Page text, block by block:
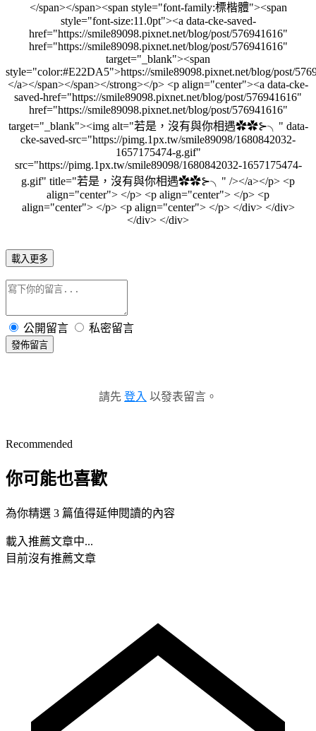
</span></span><span style="font-family:標楷體"><span
style="font-size:11.0pt"><a data-cke-saved-
href="https://smile89098.pixnet.net/blog/post/576941616"
href="https://smile89098.pixnet.net/blog/post/576941616"
target="_blank"><span
style="color:#E22DA5">https://smile89098.pixnet.net/blog/post/
</a></span></span></strong></p> <p align="center"><a data-cke-
saved-href="https://smile89098.pixnet.net/blog/post/576941616"
href="https://smile89098.pixnet.net/blog/post/576941616"
target="_blank"><img alt="若是，沒有與你相遇✿✿⊱╮" data-
cke-saved-src="https://pimg.1px.tw/smile89098/1680842032-
1657175474-g.gif"
src="https://pimg.1px.tw/smile89098/1680842032-1657175474-
g.gif" title="若是，沒有與你相遇✿✿⊱╮" /></a></p> <p
align="center"> </p> <p align="center"> </p> <p
align="center"> </p> <p align="center"> </p> </div> </div>
</div> </div>
載入更多
公開留言 私密留言
發佈留言
請先 登入 以發表留言。
Recommended
你可能也喜歡
為你精選 3 篇值得延伸閱讀的內容
載入推薦文章中...
目前沒有推薦文章